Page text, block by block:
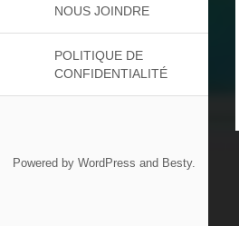
NOUS JOINDRE
POLITIQUE DE
CONFIDENTIALITÉ
Powered by WordPress and Besty.